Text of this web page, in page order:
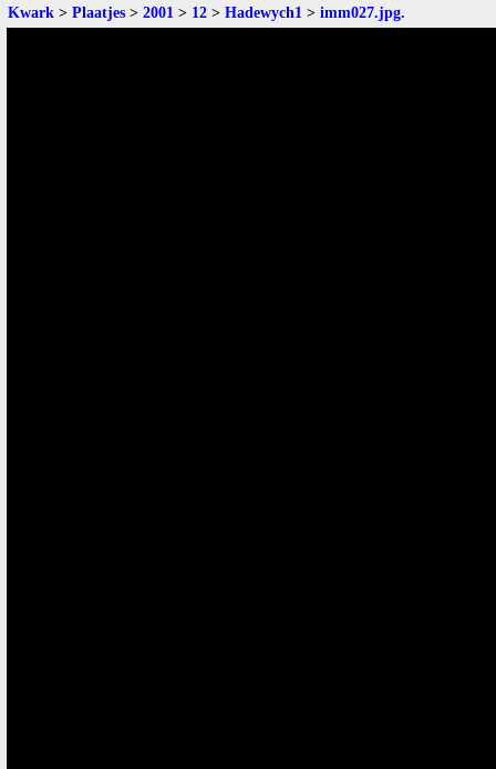
Kwark > Plaatjes > 2001 > 12 > Hadewych1 > imm027.jpg.